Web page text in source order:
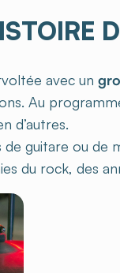
avec un
Au
d’autres.
guitare ou de
du rock, des